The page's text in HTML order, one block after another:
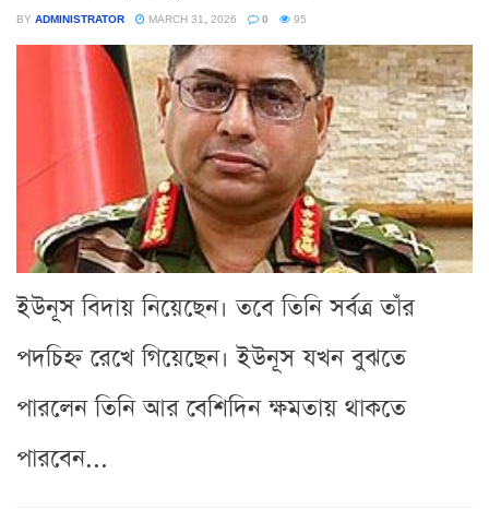
BY ADMINISTRATOR MARCH 31, 2026 0 95
ইউনূস বিদায় নিয়েছেন। তবে তিনি সর্বত্র তাঁর
পদচিহ্ন রেখে গিয়েছেন। ইউনূস যখন বুঝতে
পারলেন তিনি আর বেশিদিন ক্ষমতায় থাকতে
পারবেন...